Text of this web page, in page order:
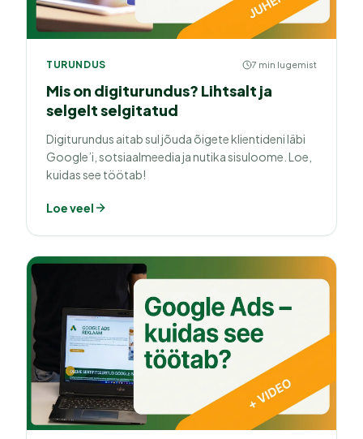
TURUNDUS 7 min lugemist
Mis on digiturundus? Lihtsalt ja
selgelt selgitatud
Digiturundus aitab sul jõuda õigete klientideni läbi
Google’i, sotsiaalmeedia ja nutika sisuloome. Loe,
kuidas see töötab!
Loe veel